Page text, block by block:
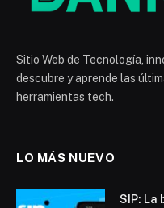
Sitio Web de Tecnología,
descubre y aprende las
herramientas tech.
LO MÁS NUEVO
SIP: La